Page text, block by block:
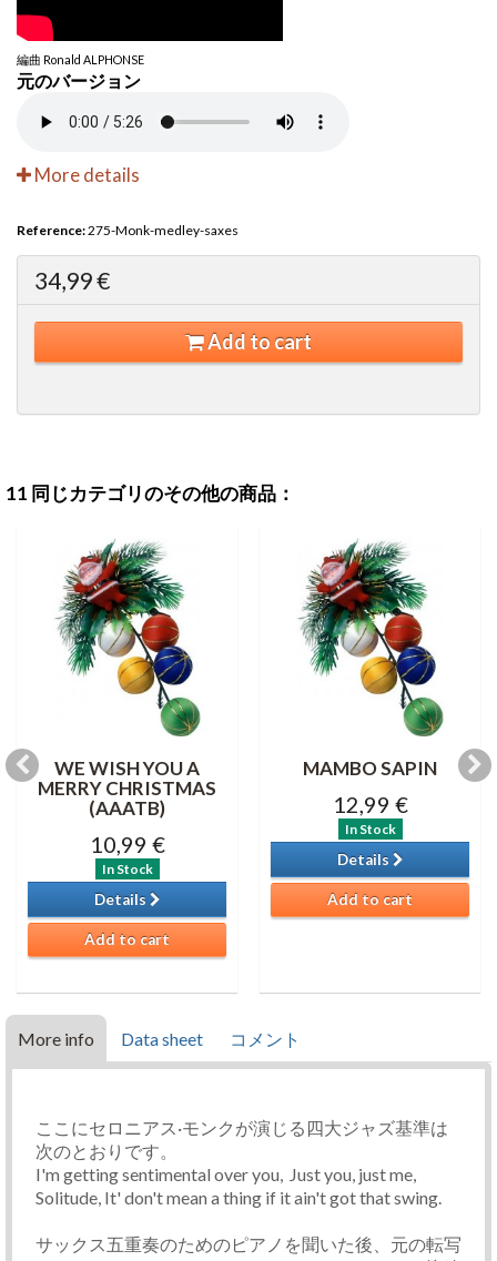
編曲 Ronald ALPHONSE
元のバージョン
More details
Reference:275-Monk-medley-saxes
34,99 €
Add to cart
11 同じカテゴリのその他の商品：
WE WISH YOU A
MERRY CHRISTMAS
(AAATB)
10,99 €
In Stock
Details
Add to cart
MAMBO SAPIN
12,99 €
In Stock
Details
Add to cart
More info Data sheet コメント
ここにセロニアス·モンクが演じる四大ジャズ基準は
次のとおりです。
I'm getting sentimental over you, Just you, just me,
Solitude, It' don't mean a thing if it ain't got that swing.
サックス五重奏のためのピアノを聞いた後、元の転写